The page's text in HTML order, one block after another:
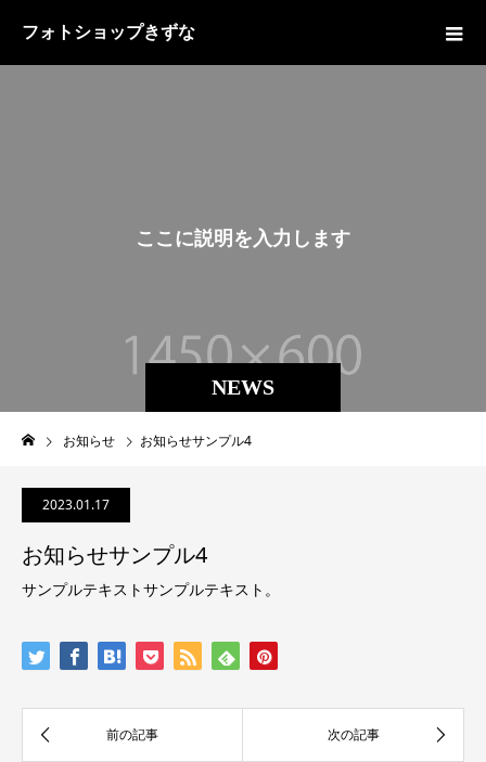
フォトショップきずな
NEWS
ここに説明を入力し ます。
お知らせ お知らせサンプル4
2023.01.17
お知らせサンプル4
サンプルテキストサンプルテキスト。